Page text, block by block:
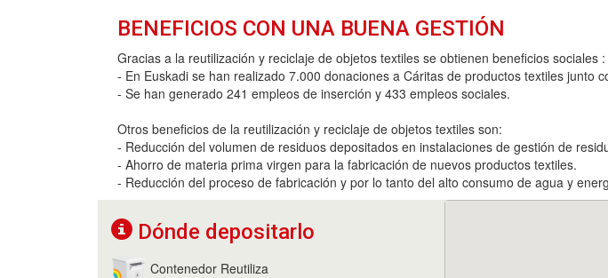
BENEFICIOS CON UNA BUENA GESTIÓN
Gracias a la reutilización y reciclaje de objetos textiles se obtienen beneficios sociales :
- En Euskadi se han realizado 7.000 donaciones a Cáritas de productos textiles
- Se han generado 241 empleos de inserción y 433 empleos sociales.
Otros beneficios de la reutilización y reciclaje de objetos textiles son:
- Reducción del volumen de residuos depositados en instalaciones de gestión de
- Ahorro de materia prima virgen para la fabricación de nuevos productos textiles.
- Reducción del proceso de fabricación y por lo tanto del alto consumo de agua y
Dónde depositarlo
Contenedor Reutiliza